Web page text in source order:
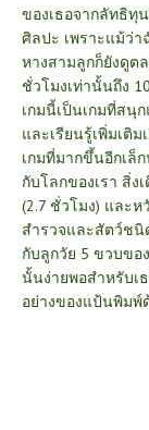
ของเธอจากลัทธิทุ
ศิลปะ เพราะแม้ว่า
หางสามลูกก็ยังดูต
ชั่วโมงเท่านั้นถึง
เกมนี้เป็นเกมที่สนุ
และเรียนรู้เพิ่มเติ
เกมที่มากขึ้นอีกเล็
กับโลกของเรา สิ่
(2.7 ชั่วโมง) และห
สำรวจและสัตว์ชนิ
กับลูกวัย 5 ขวบขอ
นั้นง่ายพอสำหรับเ
อย่างของแป้นพิมพ์